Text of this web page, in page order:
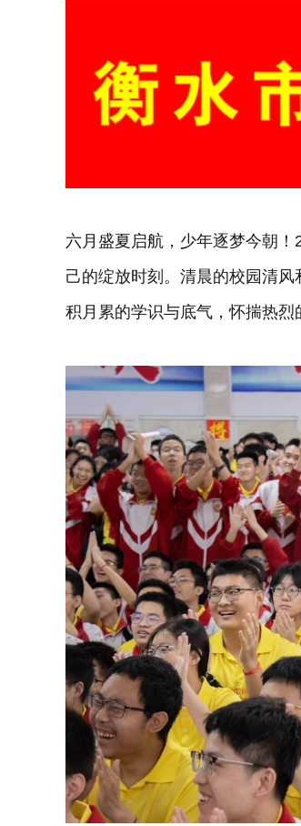
六月盛夏启航，少年逐梦今朝
己的绽放时刻。清晨的校园清
积月累的学识与底气，怀揣热烈